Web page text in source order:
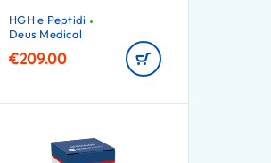
HGH e Peptidi
Deus Medical
€209.00